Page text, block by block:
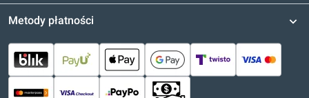
Metody płatności